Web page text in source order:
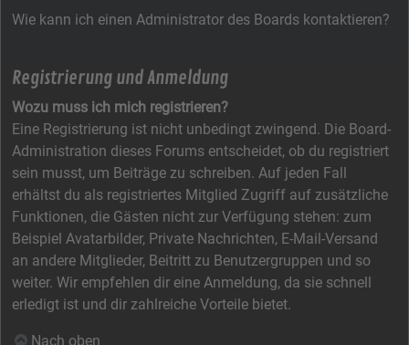
Wie kann ich einen Administrator des Boards kontaktieren?
Registrierung und Anmeldung
Wozu muss ich mich registrieren?
Eine Registrierung ist nicht unbedingt zwingend. Die Board-
Administration dieses Forums entscheidet, ob du registriert
sein musst, um Beiträge zu schreiben. Auf jeden Fall
erhältst du als registriertes Mitglied Zugriff auf zusätzliche
Funktionen, die Gästen nicht zur Verfügung stehen: zum
Beispiel Avatarbilder, Private Nachrichten, E-Mail-Versand
an andere Mitglieder, Beitritt zu Benutzergruppen und so
weiter. Wir empfehlen dir eine Anmeldung, da sie schnell
erledigt ist und dir zahlreiche Vorteile bietet.
Nach oben